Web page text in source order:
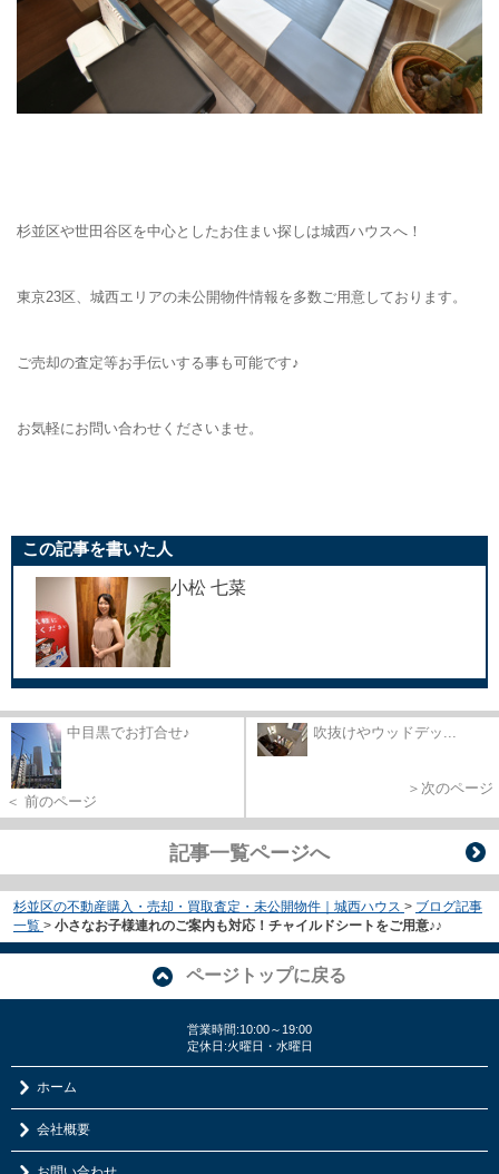
杉並区や世田谷区を中心としたお住まい探しは城西ハウスへ！
東京23区、城西エリアの未公開物件情報を多数ご用意しております。
ご売却の査定等お手伝いする事も可能です♪
お気軽にお問い合わせくださいませ。
この記事を書いた人
小松 七菜
中目黒でお打合せ♪
＜ 前のページ
吹抜けやウッドデッ...
＞次のページ
記事一覧ページへ
杉並区の不動産購入・売却・買取査定・未公開物件｜城西ハウス > ブログ記事
一覧 > 小さなお子様連れのご案内も対応！チャイルドシートをご用意♪♪
ページトップに戻る
営業時間:10:00～19:00
定休日:火曜日・水曜日
ホーム
会社概要